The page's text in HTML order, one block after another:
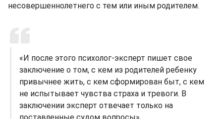
несовершеннолетнего с тем или иным родителем.
«И после этого психолог-эксперт пишет свое
заключение о том, с кем из родителей ребенку
привычнее жить, с кем сформирован быт, с кем
не испытывает чувства страха и тревоги. В
заключении эксперт отвечает только на